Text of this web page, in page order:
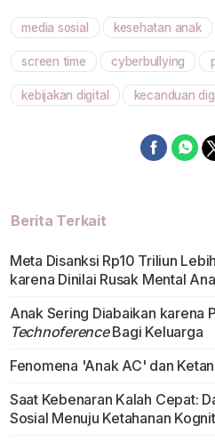
media sosial kesehatan anak
screen time cyberbullying
kebijakan digital kecanduan
Berita Terkait
Meta Disanksi Rp10 Triliun
karena Dinilai Rusak Mental
Anak Sering Diabaikan karena
TechnoferenceBagi Keluarga
Fenomena 'Anak AC' dan
Saat Kebenaran Kalah Cepat:
Sosial Menuju Ketahanan